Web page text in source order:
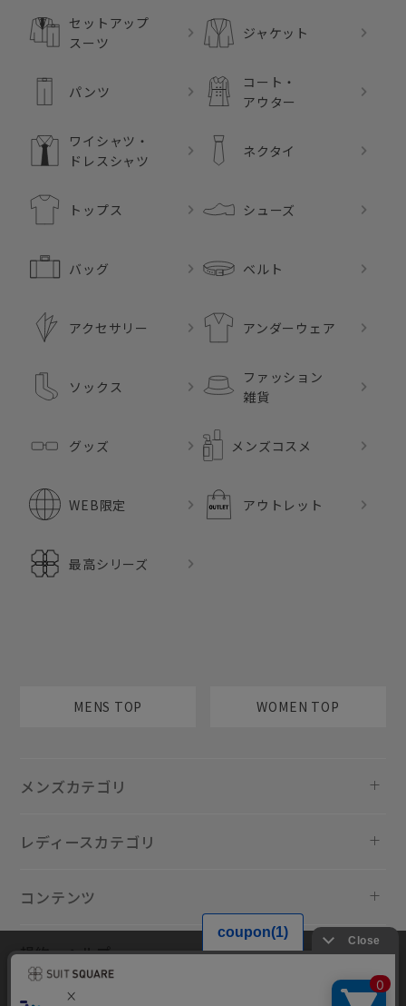
セットアップ
スーツ
ジャケット
パンツ
コート・
アウター
ワイシャツ・
ドレスシャツ
ネクタイ
トップス シューズ
バッグ ベルト
アクセサリー アンダーウェア
ソックス
ファッション
雑貨
グッズ メンズコスメ
WEB限定 アウトレット
最高シリーズ
MENS TOP WOMEN TOP
メンズカテゴリ
レディースカテゴリ
コンテンツ
規約・ヘルプ
当サイトでは利用体験の向上およびコンテンツの最適な提供、トラフィ
ックの分析を目的としてCookieを使用しています。サイトの閲覧を継続